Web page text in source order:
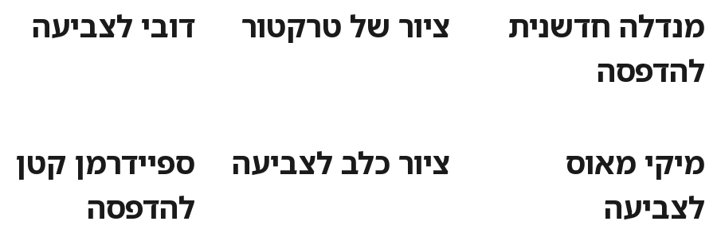
מנדלה חדשנית
להדפסה
ציור של טרקטור דובי לצביעה
מיקי מאוס
לצביעה
ציור כלב לצביעה
ספיידרמן קטן
להדפסה